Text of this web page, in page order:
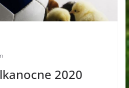
2020